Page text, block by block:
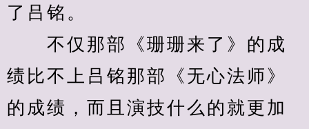
了吕铭。
不仅那部《珊珊来了》的成
绩比不上吕铭那部《无心法师》
的成绩，而且演技什么的就更加